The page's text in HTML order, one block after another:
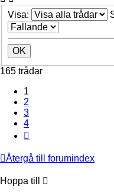
Visa:
165 trådar
1
2
3
4
Återgå till forumindex
Hoppa till